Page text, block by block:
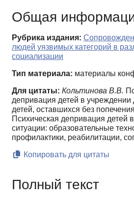
Общая
Рубрика издания:
людей уязвимых категорий в
социализации
Тип материала: материалы
Для цитаты: Кольтинова В.В.
депривация детей в учреждении
детей, оставшихся без
Психическая депривация детей
ситуации: образовательные
профилактики, реабилитации,
Копировать для цитаты
Полный текст